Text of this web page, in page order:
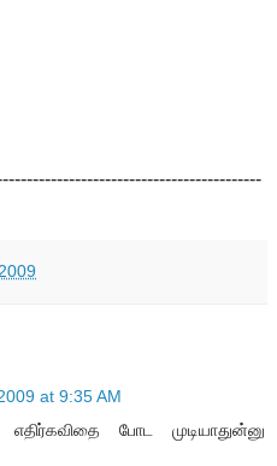
at 9:35 AM
போட முடியாதுன்னு